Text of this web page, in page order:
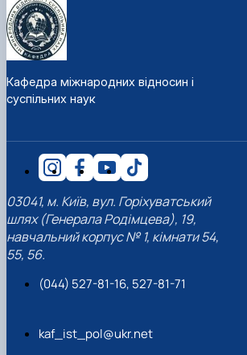
Кафедра міжнародних відносин і
суспільних наук
03041, м. Київ, вул. Горіхуватський
шлях (Генерала Родімцева), 19,
навчальний корпус № 1, кімнати 54,
55, 56.
(044) 527-81-16, 527-81-71
kaf_ist_pol@ukr.net